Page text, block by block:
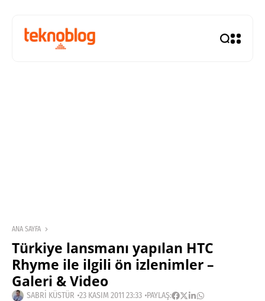
ANA SAYFA
Türkiye lansmanı yapılan HTC
Rhyme ile ilgili ön izlenimler –
Galeri & Video
SABRI KÜSTÜR 23 KASIM 2011 23:33 PAYLAŞ: